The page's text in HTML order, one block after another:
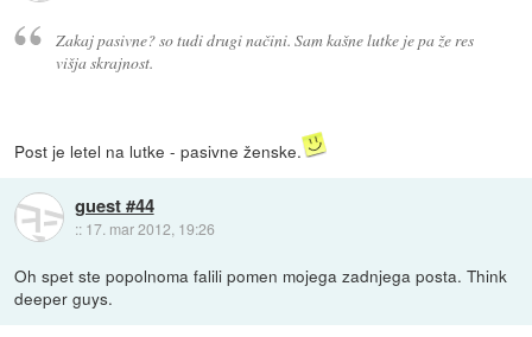
Zakaj pasivne? so tudi drugi načini. Sam kašne lutke je pa že res
višja skrajnost.
Post je letel na lutke - pasivne ženske.
guest #44
:: 17. mar 2012, 19:26
Oh spet ste popolnoma falili pomen mojega zadnjega posta. Think
deeper guys.